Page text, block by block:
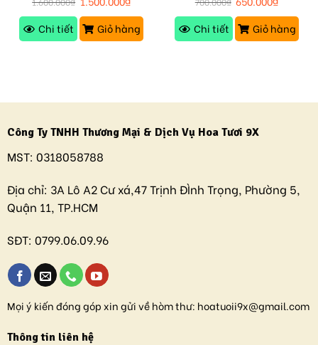
Chi tiết
Giỏ hàng
Chi tiết
Giỏ hàng
Công Ty TNHH Thương Mại & Dịch Vụ Hoa Tươi 9X
MST: 0318058788
Địa chỉ: 3A Lô A2 Cư xá,47 Trịnh ĐÌnh Trọng, Phường 5,
Quận 11, TP.HCM
SĐT: 0799.06.09.96
Mọi ý kiến đóng góp xin gửi về hòm thư: hoatuoii9x@gmail.com
Thông tin liên hệ